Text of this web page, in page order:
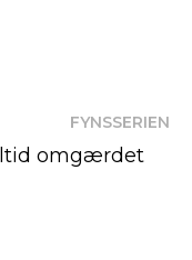
FYNSSERIEN
omgærdet